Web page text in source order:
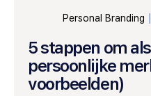
Personal Branding
5 stappen om
persoonlijke
voorbeelden)